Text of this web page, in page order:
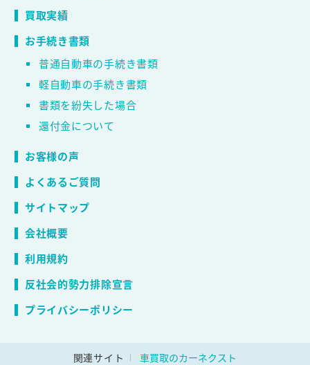
買取実績
お手続き書類
普通自動車の手続き書類
軽自動車の手続き書類
書類を紛失した場合
還付金について
お客様の声
よくあるご質問
サイトマップ
会社概要
利用規約
反社会的勢力排除宣言
プライバシーポリシー
関連サイト 車買取のカーネクスト